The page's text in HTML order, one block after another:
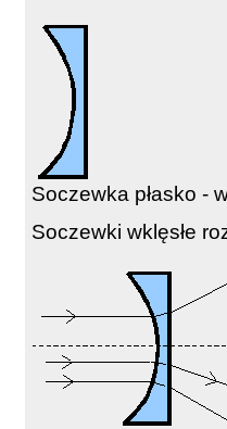
Soczewka płasko -
Soczewki wklęsłe